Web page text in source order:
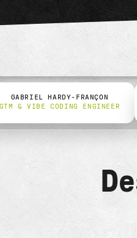
GABRIEL HARDY-FRANÇON
GTM & VIBE CODING ENGINEER